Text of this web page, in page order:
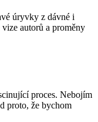
úryvky z dávné i
autorů a proměny
proces. Nebojím
proto, že bychom